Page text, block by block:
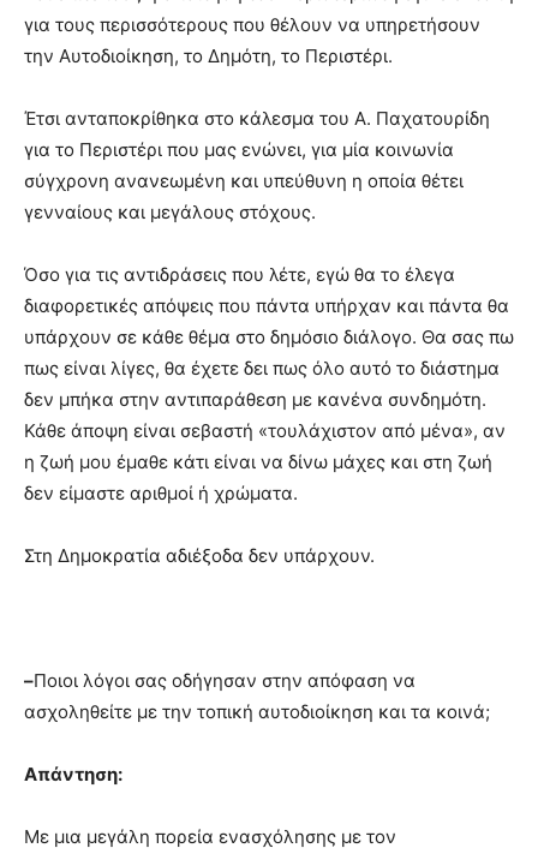
για τους περισσότερους που θέλουν να υπηρετήσουν
την Αυτοδιοίκηση, το Δημότη, το Περιστέρι.
Έτσι ανταποκρίθηκα στο κάλεσμα του Α. Παχατουρίδη
για το Περιστέρι που μας ενώνει, για μία κοινωνία
σύγχρονη ανανεωμένη και υπεύθυνη η οποία θέτει
γενναίους και μεγάλους στόχους.
Όσο για τις αντιδράσεις που λέτε, εγώ θα το έλεγα
διαφορετικές απόψεις που πάντα υπήρχαν και πάντα θα
υπάρχουν σε κάθε θέμα στο δημόσιο διάλογο. Θα σας πω
πως είναι λίγες, θα έχετε δει πως όλο αυτό το διάστημα
δεν μπήκα στην αντιπαράθεση με κανένα συνδημότη.
Κάθε άποψη είναι σεβαστή «τουλάχιστον από μένα», αν
η ζωή μου έμαθε κάτι είναι να δίνω μάχες και στη ζωή
δεν είμαστε αριθμοί ή χρώματα.
Στη Δημοκρατία αδιέξοδα δεν υπάρχουν.
–Ποιοι λόγοι σας οδήγησαν στην απόφαση να
ασχοληθείτε με την τοπική αυτοδιοίκηση και τα κοινά;
Απάντηση:
Με μια μεγάλη πορεία ενασχόλησης με τον